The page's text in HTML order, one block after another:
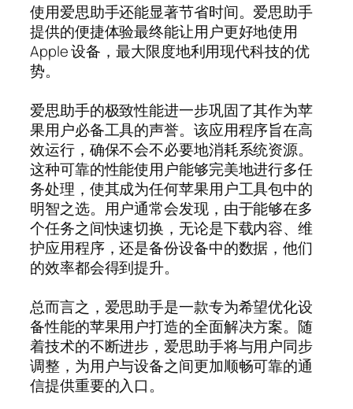
使用爱思助手还能显著节省时间。爱思助手
提供的便捷体验最终能让用户更好地使用
Apple 设备，最大限度地利用现代科技的优
势。
爱思助手的极致性能进一步巩固了其作为苹
果用户必备工具的声誉。该应用程序旨在高
效运行，确保不会不必要地消耗系统资源。
这种可靠的性能使用户能够完美地进行多任
务处理，使其成为任何苹果用户工具包中的
明智之选。用户通常会发现，由于能够在多
个任务之间快速切换，无论是下载内容、维
护应用程序，还是备份设备中的数据，他们
的效率都会得到提升。
总而言之，爱思助手是一款专为希望优化设
备性能的苹果用户打造的全面解决方案。随
着技术的不断进步，爱思助手将与用户同步
调整，为用户与设备之间更加顺畅可靠的通
信提供重要的入口。